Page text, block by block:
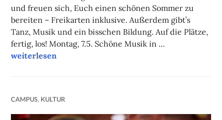
und freuen sich, Euch einen schönen Sommer zu
bereiten – Freikarten inklusive. Außerdem gibt’s
Tanz, Musik und ein bisschen Bildung. Auf die Plätze,
fertig, los! Montag, 7.5. Schöne Musik in …
Unsere Tipps der Woche
weiterlesen
CAMPUS, KULTUR